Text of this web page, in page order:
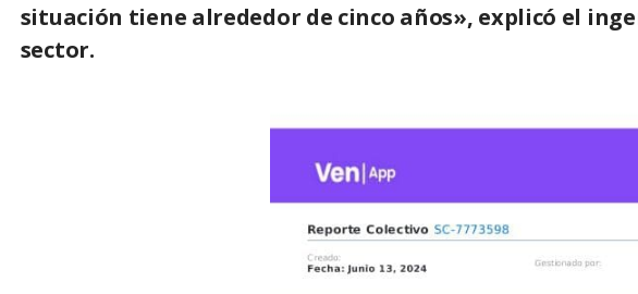
situación tiene alrededor de cinco años», explicó el
sector.